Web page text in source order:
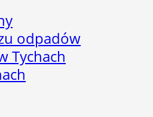
odpadów
Tychach